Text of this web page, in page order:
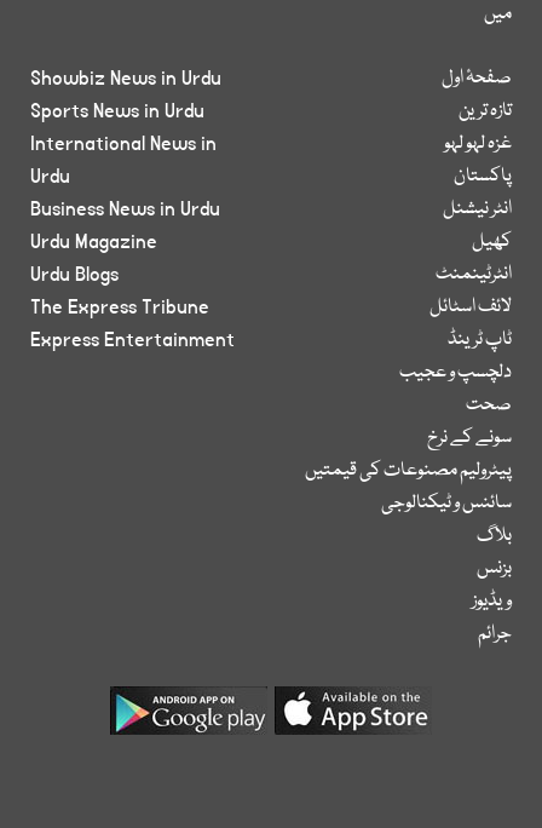
میں
صفحۂ اول
تازہ ترین
غزہ لہو لہو
پاکستان
انٹر نیشنل
کھیل
انٹرٹینمنٹ
لائف اسٹائل
ٹاپ ٹرینڈ
دلچسپ و عجیب
صحت
سونے کے نرخ
پیٹرولیم مصنوعات کی قیمتیں
سائنس و ٹیکنالوجی
بلاگ
بزنس
ویڈیوز
جرائم
Showbiz News in Urdu
Sports News in Urdu
International News in
Urdu
Business News in Urdu
Urdu Magazine
Urdu Blogs
The Express Tribune
Express Entertainment